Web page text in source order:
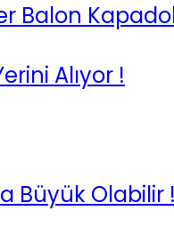
Balon
Alıyor !
Büyük Olabilir !